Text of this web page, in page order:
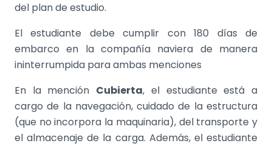
del plan de estudio.
El estudiante debe cumplir con 180 días de
embarco en la compañía naviera de manera
ininterrumpida para ambas menciones
En la mención Cubierta, el estudiante está a
cargo de la navegación, cuidado de la estructura
(que no incorpora la maquinaria), del transporte y
el almacenaje de la carga. Además, el estudiante